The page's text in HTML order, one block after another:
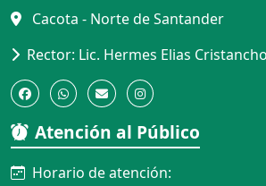
Cacota - Norte de Santander
Rector: Lic. Hermes Elias
Atención al Público
Horario de atención: